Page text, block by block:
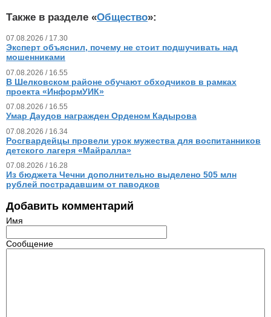
Также в разделе «Общество»:
07.08.2026 / 17.30
Эксперт объяснил, почему не стоит подшучивать над
мошенниками
07.08.2026 / 16.55
В Шелковском районе обучают обходчиков в рамках
проекта «ИнформУИК»
07.08.2026 / 16.55
Умар Даудов награжден Орденом Кадырова
07.08.2026 / 16.34
Росгвардейцы провели урок мужества для воспитанников
детского лагеря «Майралла»
07.08.2026 / 16.28
Из бюджета Чечни дополнительно выделено 505 млн
рублей пострадавшим от паводков
Добавить комментарий
Имя
Сообщение